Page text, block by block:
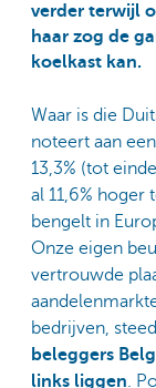
verder terwijl
haar zog de
koelkast kan.
Waar is die
noteert aan een
13,3% (tot
al 11,6% hoger
bengelt in
Onze eigen
vertrouwde
bedrijven,
beleggers
links liggen.